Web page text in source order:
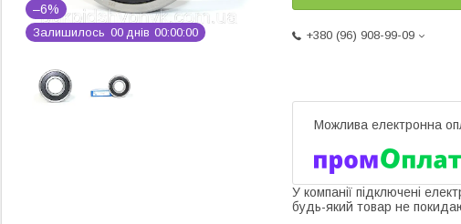
–6%
Залишилось 00 днів 00 00 00 +380 (96) 908-99-09
У компанії підключені
будь-який товар не